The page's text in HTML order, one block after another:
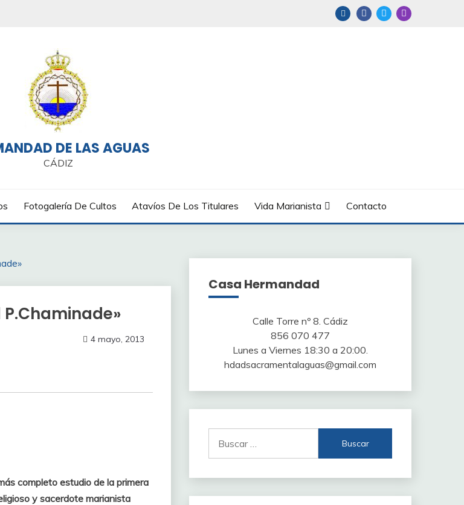
DE LAS AGUAS
CÁDIZ
Fotogalería De Cultos Atavíos De Los Titulares Vida Marianista Contacto
4 mayo, 2013
completo estudio de la primera
y sacerdote marianista
Casa Hermandad
Calle Torre nº 8. Cádiz
856 070 477
Lunes a Viernes 18:30 a 20:00.
hdadsacramentalaguas@gmail.com